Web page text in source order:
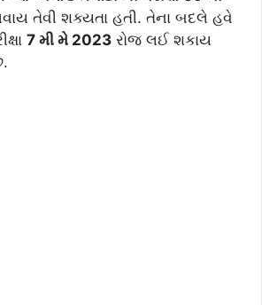
તેવી શક્યતા હતી. તેના બદલે હવે
7 મી મે 2023 રોજ લઈ શકાય